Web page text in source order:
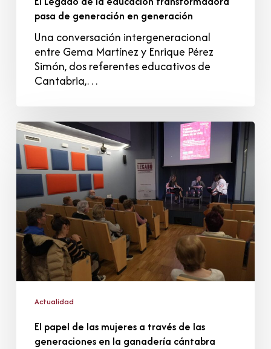
pasa de generación en generación
Una conversación intergeneracional
entre Gema Martínez y Enrique Pérez
Simón, dos referentes educativos de
Cantabria,…
El
papel
de
las
mujeres
a
través
de
las
generaciones
en
ganadería
Actualidad
El papel de las mujeres a través de las
generaciones en la ganadería cántabra